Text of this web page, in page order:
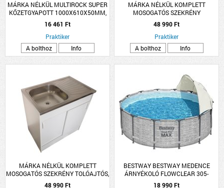
MÁRKA NÉLKÜL MULTIROCK SUPER
KŐZETGYAPOTT 1000X610X50MM,
0.039W/M-K
16 461 Ft
Praktiker
A bolthoz
Info
MÁRKA NÉLKÜL KOMPLETT
MOSOGATÓS SZEKRÉNY
NYÍLÓAJTÓS, EGYMEDENCÉS TÁLLAL
80X50CM FEHÉR
48 990 Ft
Praktiker
A bolthoz
Info
MÁRKA NÉLKÜL KOMPLETT
MOSOGATÓS SZEKRÉNY TOLÓAJTÓS,
EGYMEDENCÉS TÁLLAL 80X50CM
48 990 Ft
BESTWAY BESTWAY MEDENCE
ÁRNYÉKOLÓ FLOWCLEAR 305-
549CM KEREK MEDENCÉKHEZ
18 990 Ft